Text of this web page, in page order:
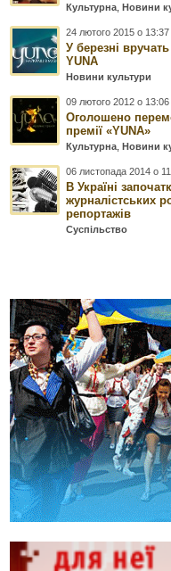
Культурна, Новини
24 лютого 2015 о 13:37
У березні
YUNA
Новини культури
09 лютого 2012 о 13:06
Оголошено
премії «YUNA»
Культурна, Новини
06 листопада 2014 о
В Україні
журналістських
репортажів
Суспільство